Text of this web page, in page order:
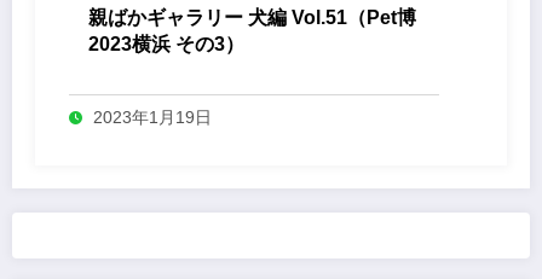
親ばかギャラリー 犬編 Vol.51（Pet博
2023横浜 その3）
2023年1月19日